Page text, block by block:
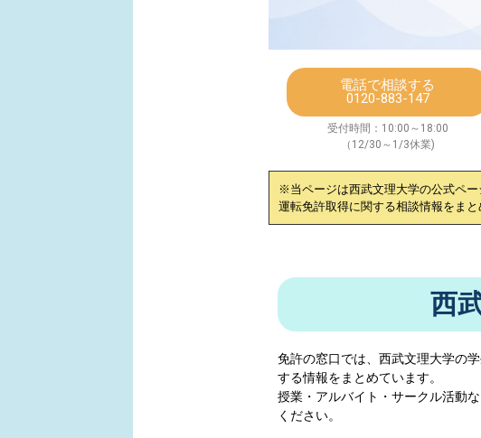
電話で相談する
0120-883-147
受付時間：10:00～18:00
（12/30～1/3休業)
※当ページは西武文理大学の公式ペー
運転免許取得に関する相談情報をま
西
免許の窓口では、 西武文理大学の
する情報をまとめています。
授業・アルバイト・サークル活動
ください。